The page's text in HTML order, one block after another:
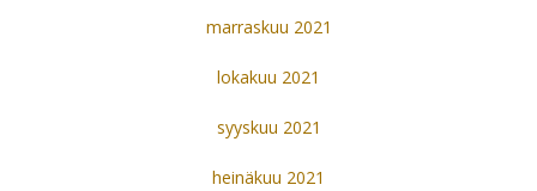
marraskuu 2021
lokakuu 2021
syyskuu 2021
heinäkuu 2021